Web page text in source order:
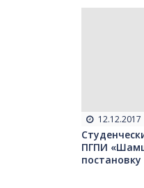
12.12.2017
ПГПИ